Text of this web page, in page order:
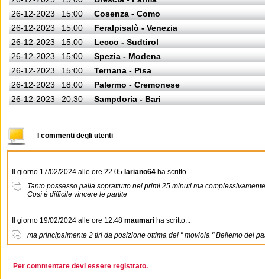
26-12-2023
15:00
Cosenza - Como
26-12-2023
15:00
Feralpisalò - Venezia
26-12-2023
15:00
Lecco - Sudtirol
26-12-2023
15:00
Spezia - Modena
26-12-2023
15:00
Ternana - Pisa
26-12-2023
18:00
Palermo - Cremonese
26-12-2023
20:30 Sampdoria - Bari
I commenti degli utenti
Il giorno 17/02/2024 alle ore 22.05 lariano64 ha scritto...
Tanto possesso palla soprattutto nei primi 25 minuti ma
Così è difficile vincere le partite
Il giorno 19/02/2024 alle ore 12.48 maumari ha scritto...
ma principalmente 2 tiri da posizione ottima del " moviola " Bellemo dei
Per commentare devi essere registrato.